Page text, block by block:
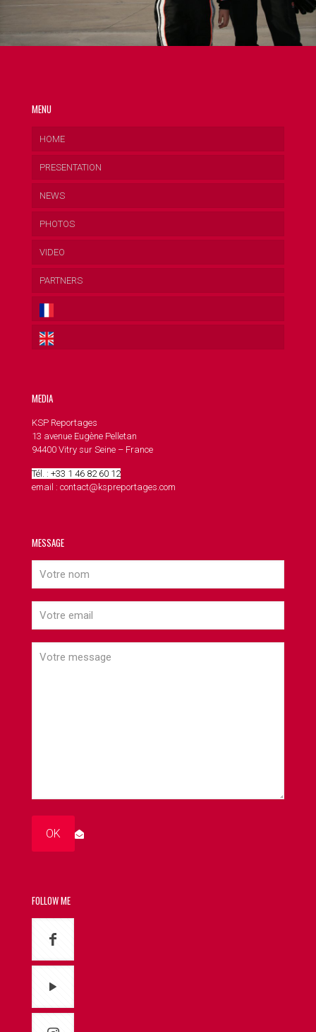
MENU
HOME
PRESENTATION
NEWS
PHOTOS
VIDEO
PARTNERS
MEDIA
KSP Reportages
13 avenue Eugène Pelletan
94400 Vitry sur Seine – France
Tél. : +33 1 46 82 60 12
email : contact@kspreportages.com
MESSAGE
FOLLOW ME